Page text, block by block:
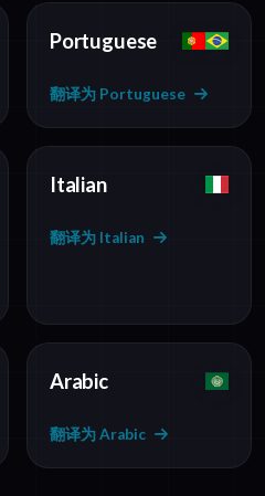
Portuguese
翻译为 Portuguese
Italian
翻译为 Italian
Arabic
翻译为 Arabic